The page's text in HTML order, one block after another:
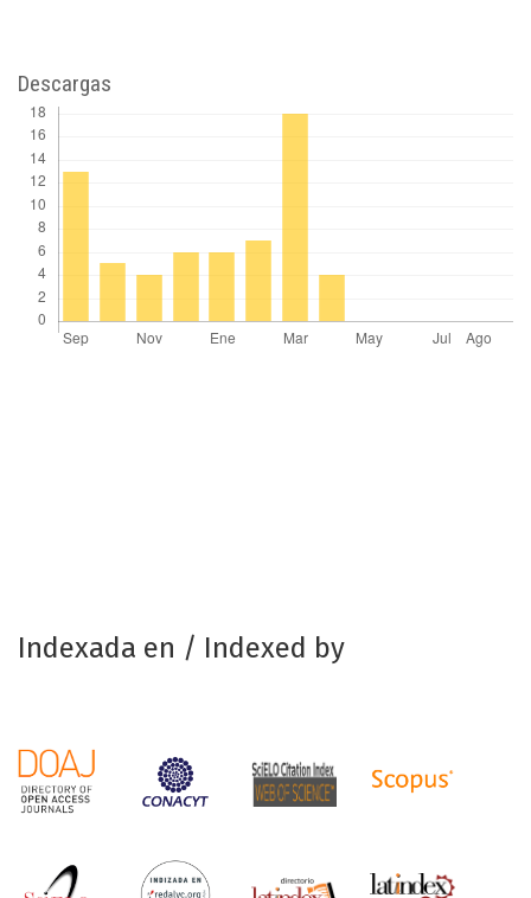
Descargas
Indexada en / Indexed by